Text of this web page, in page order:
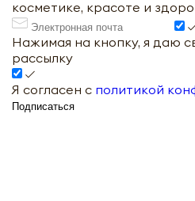
косметике, красоте и
Нажимая на кнопку, я даю
рассылку
Я согласен с политикой
Подписаться